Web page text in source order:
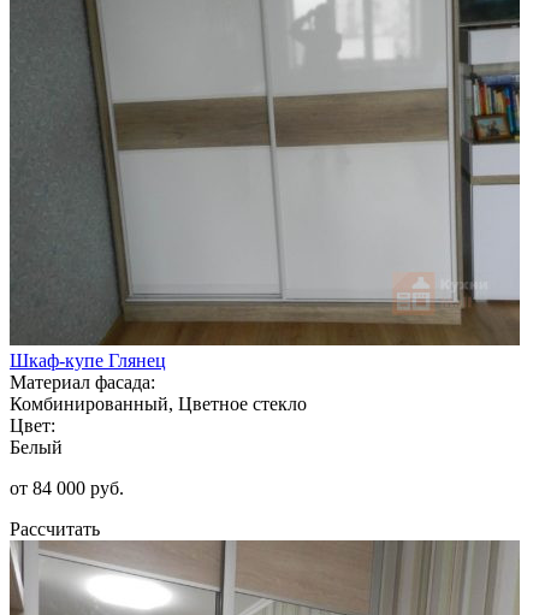
Шкаф-купе Глянец
Материал фасада:
Комбинированный, Цветное стекло
Цвет:
Белый
от 84 000 руб.
Рассчитать